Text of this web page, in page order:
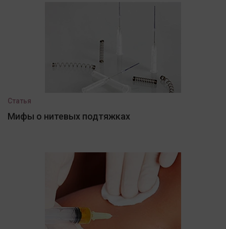
Статья
Мифы о нитевых подтяжках